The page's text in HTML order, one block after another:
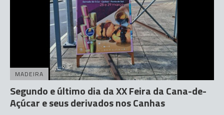
MADEIRA
Segundo e último dia da XX Feira da Cana-de-
Açúcar e seus derivados nos Canhas